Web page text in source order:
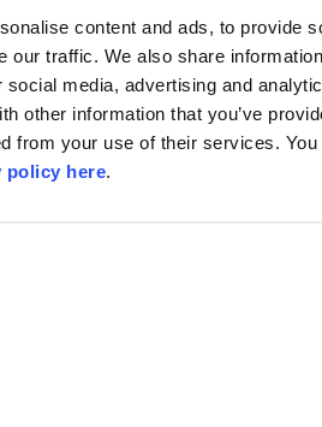
content and ads, to provide
our traffic. We also share
social media, advertising and
other information that you’ve
from your use of their services.
policy here